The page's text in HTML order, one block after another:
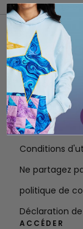
maquillage et
À PROPOS
À propos de
Contact
Conditions
Ne partagez
politique de
Déclaration
ACCÉDER